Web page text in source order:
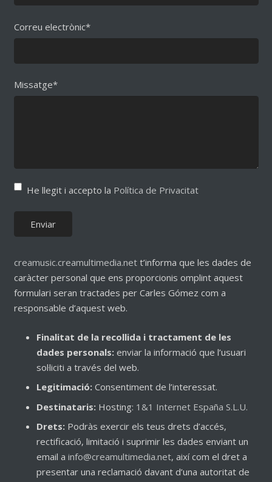
Correu electrònic*
Missatge*
He llegit i accepto la Política de Privacitat
creamusic.creamultimedia.nett’informa que les dades de
caràcter personal que ens proporcionis omplint aquest
formulari seran tractades per Carles Gómez com a
responsable d’aquest web.
Finalitat de la recollida i tractament de les
dades personals: enviar la informació que l’usuari
sol·liciti a través del web.
Legitimació: Consentiment de l’interessat.
Destinataris: Hosting: 1&1 Internet España S.L.U.
Drets: Podràs exercir els teus drets d’accés,
rectificació, limitació i suprimir les dades enviant un
email a info@creamultimedia.net, així com el dret a
presentar una reclamació davant d’una autoritat de